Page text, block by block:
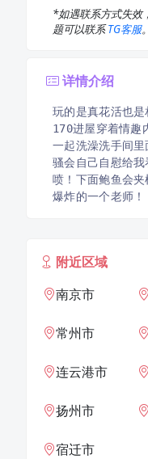
*如遇联系方式失效
题可以联系TG客服。
详情介绍
玩的是真花活也
170进屋穿着情趣
一起洗澡洗手间
骚会自己自慰给
喷！下面鲍鱼会夹
爆炸的一个老师！
附近区域
南京市
常州市
连云港市
扬州市
宿迁市